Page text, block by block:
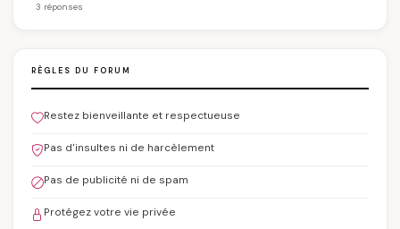
3 réponses
RÈGLES DU FORUM
Restez bienveillante et respectueuse
Pas d'insultes ni de harcèlement
Pas de publicité ni de spam
Protégez votre vie privée